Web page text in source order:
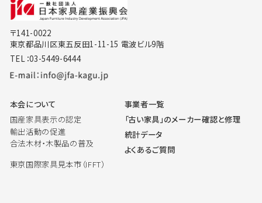
〒141-0022
東京都品川区東五反田1-11-15 電波ビル9階
TEL：03-5449-6444
本会について
国産家具表示の認定
輸出活動の促進
合法木材・木製品の普及
東京国際家具見本市（IFFT）
事業者一覧
「古い家具」のメーカー確認と修理
統計データ
よくあるご質問